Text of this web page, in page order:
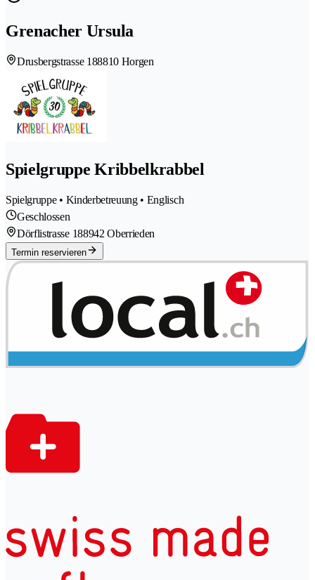
Grenacher Ursula
Drusbergstrasse 188810 Horgen
Spielgruppe Kribbelkrabbel
Spielgruppe • Kinderbetreuung • Englisch
Geschlossen
Dörflistrasse 188942 Oberrieden
Termin reservieren